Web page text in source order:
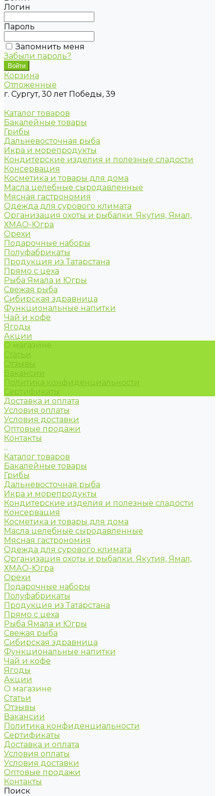
Логин
Пароль
Запомнить меня
Забыли пароль?
Корзина
Отложенные
г. Сургут, 30 лет Победы, 39
Каталог товаров
Бакалейные товары
Грибы
Дальневосточная рыба
Икра и морепродукты
Кондитерские изделия и полезные сладости
Консервация
Косметика и товары для дома
Масла целебные сыродавленные
Мясная гастрономия
Одежда для сурового климата
Организация охоты и рыбалки. Якутия, Ямал,
ХМАО-Югра
Орехи
Подарочные наборы
Полуфабрикаты
Продукция из Татарстана
Прямо с цеха
Рыба Ямала и Югры
Свежая рыба
Сибирская здравница
Функциональные напитки
Чай и кофе
Ягоды
Акции
О магазине
Статьи
Отзывы
Вакансии
Политика конфиденциальности
Сертификаты
Доставка и оплата
Условия оплаты
Условия доставки
Оптовые продажи
Контакты
...
Каталог товаров
Бакалейные товары
Грибы
Дальневосточная рыба
Икра и морепродукты
Кондитерские изделия и полезные сладости
Консервация
Косметика и товары для дома
Масла целебные сыродавленные
Мясная гастрономия
Одежда для сурового климата
Организация охоты и рыбалки. Якутия, Ямал,
ХМАО-Югра
Орехи
Подарочные наборы
Полуфабрикаты
Продукция из Татарстана
Прямо с цеха
Рыба Ямала и Югры
Свежая рыба
Сибирская здравница
Функциональные напитки
Чай и кофе
Ягоды
Акции
О магазине
Статьи
Отзывы
Вакансии
Политика конфиденциальности
Сертификаты
Доставка и оплата
Условия оплаты
Условия доставки
Оптовые продажи
Контакты
Поиск